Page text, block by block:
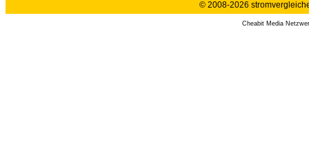
© 2008-2026
Cheabit Media